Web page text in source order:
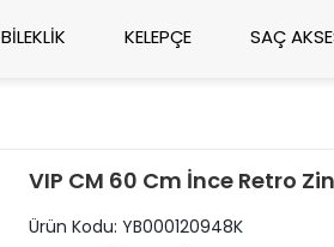
BİLEKLİK KELEPÇE SAÇ
VIP CM 60 Cm İnce Retro
Ürün Kodu: YB000120948K